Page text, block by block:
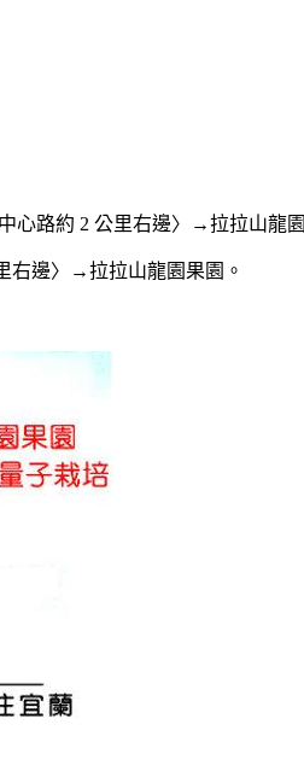
約 2 公里右邊〉→拉拉山龍園
邊〉→拉拉山龍園果園。